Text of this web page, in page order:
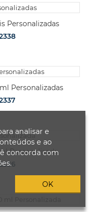
Personalizadas
Personalizadas
Personalizada
analisar e
e ao
concorda com
OK